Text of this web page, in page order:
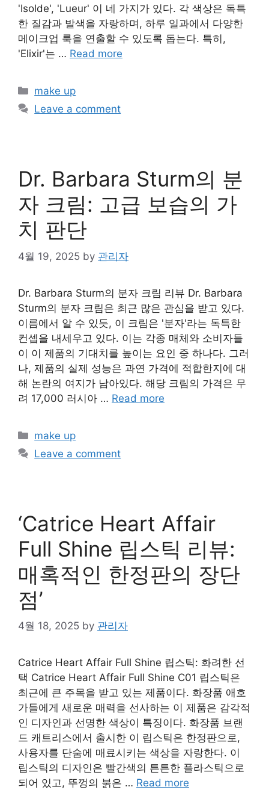
'Isolde', 'Lueur' 이 네 가지가 있다. 각 색상은 독특
한 질감과 발색을 자랑하며, 하루 일과에서 다양한
메이크업 룩을 연출할 수 있도록 돕는다. 특히,
'Elixir'는 … Read more
Categories
make up
Leave a comment
Dr. Barbara Sturm의 분
자 크림: 고급 보습의 가
치 판단
4월 19, 2025 by 관리자
Dr. Barbara Sturm의 분자 크림 리뷰 Dr. Barbara
Sturm의 분자 크림은 최근 많은 관심을 받고 있다.
이름에서 알 수 있듯, 이 크림은 '분자'라는 독특한
컨셉을 내세우고 있다. 이는 각종 매체와 소비자들
이 이 제품의 기대치를 높이는 요인 중 하나다. 그러
나, 제품의 실제 성능은 과연 가격에 적합한지에 대
해 논란의 여지가 남아있다. 해당 크림의 가격은 무
려 17,000 러시아 … Read more
Categories
make up
Leave a comment
‘Catrice Heart Affair
Full Shine 립스틱 리뷰:
매혹적인 한정판의 장단
점’
4월 18, 2025 by 관리자
Catrice Heart Affair Full Shine 립스틱: 화려한 선
택 Catrice Heart Affair Full Shine C01 립스틱은
최근에 큰 주목을 받고 있는 제품이다. 화장품 애호
가들에게 새로운 매력을 선사하는 이 제품은 감각적
인 디자인과 선명한 색상이 특징이다. 화장품 브랜
드 캐트리스에서 출시한 이 립스틱은 한정판으로,
사용자를 단숨에 매료시키는 색상을 자랑한다. 이
립스틱의 디자인은 빨간색의 튼튼한 플라스틱으로
되어 있고, 뚜껑의 붉은 … Read more